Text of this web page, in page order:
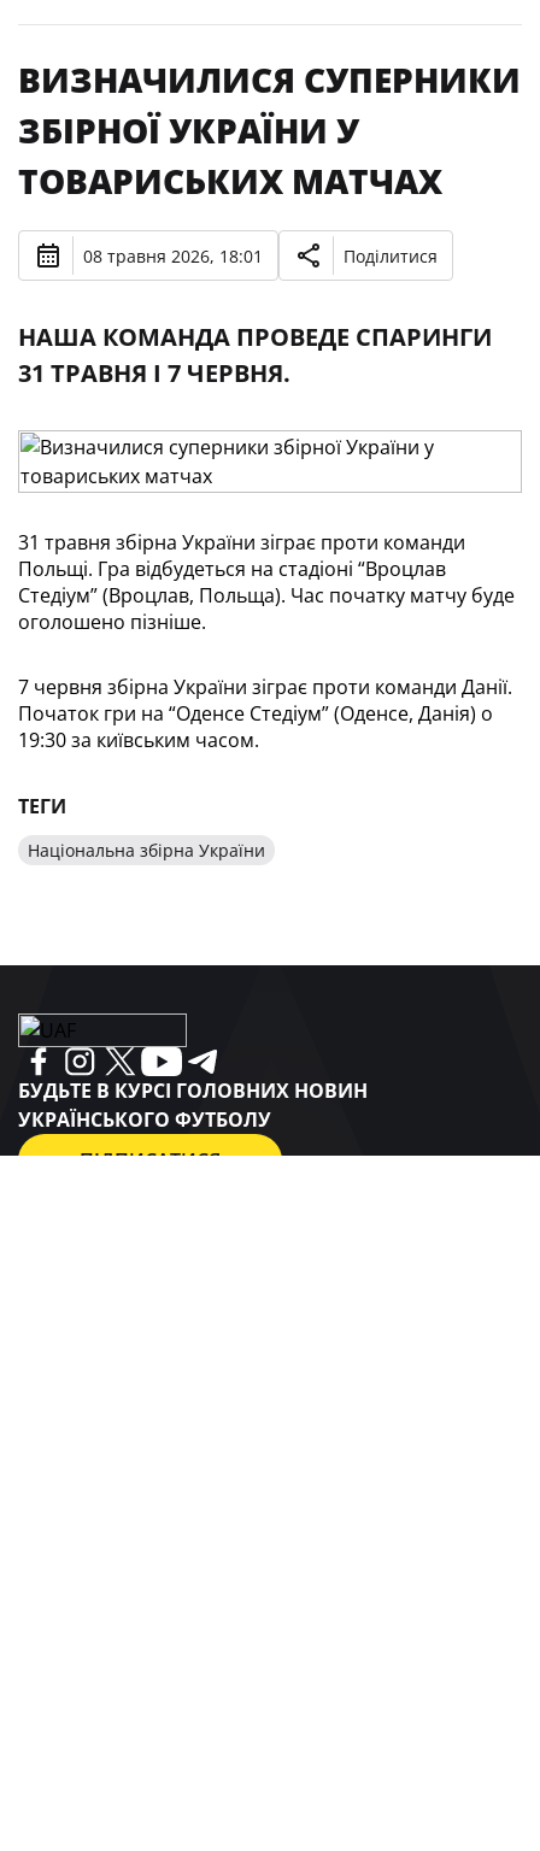
ВИЗНАЧИЛИСЯ СУПЕРНИКИ
ЗБІРНОЇ УКРАЇНИ У
ТОВАРИСЬКИХ МАТЧАХ
08 травня 2026, 18:01 Поділитися
НАША КОМАНДА ПРОВЕДЕ СПАРИНГИ
31 ТРАВНЯ І 7 ЧЕРВНЯ.
31 травня збірна України зіграє проти команди
Польщі. Гра відбудеться на стадіоні “Вроцлав
Стедіум” (Вроцлав, Польща). Час початку матчу буде
оголошено пізніше.
7 червня збірна України зіграє проти команди Данії.
Початок гри на “Оденсе Стедіум” (Оденсе, Данія) о
19:30 за київським часом.
ТЕГИ
Національна збірна України
БУДЬТЕ В КУРСІ ГОЛОВНИХ НОВИН
УКРАЇНСЬКОГО ФУТБОЛУ
ПІДПИСАТИСЯ